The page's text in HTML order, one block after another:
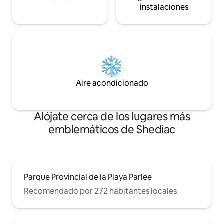
instalaciones
Aire acondicionado
Alójate cerca de los lugares más
emblemáticos de Shediac
Parque Provincial de la Playa Parlee
Recomendado por 272 habitantes locales